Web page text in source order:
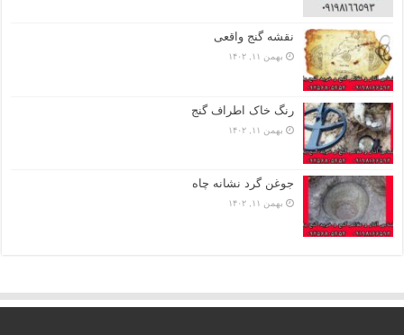
نقشه گنج واقعی
بهمن ۱۱, ۱۴۰۲
رنگ خاک اطراف گنج
بهمن ۱۱, ۱۴۰۲
جوغن گرد نشانه چاه
بهمن ۱۱, ۱۴۰۲